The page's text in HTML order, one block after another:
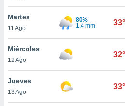
Martes
11 Ago
80%
1.4 mm
33°
Miércoles
12 Ago
32°
Jueves
13 Ago
33°